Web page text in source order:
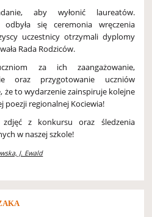
aby wyłonić laureatów.
się ceremonia wręczenia
uczestnicy otrzymali dyplomy
Rada Rodziców.
za ich zaangażowanie,
oraz przygotowanie uczniów
to wydarzenie zainspiruje kolejne
regionalnej Kociewia!
z konkursu oraz śledzenia
w naszej szkole!
J. Ewald